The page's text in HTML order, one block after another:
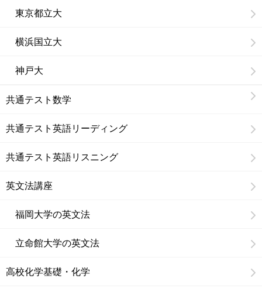
東京都立大
横浜国立大
神戸大
共通テスト数学
共通テスト英語リーディング
共通テスト英語リスニング
英文法講座
福岡大学の英文法
立命館大学の英文法
高校化学基礎・化学